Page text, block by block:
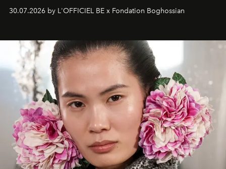
fonkelend Murano-glas creëert de Franse kunstenaar
een emotionele reis waarin elk werk de herinnering
moment van verwondering.
30.07.2026 by L'OFFICIEL BE x Fondation Boghossian